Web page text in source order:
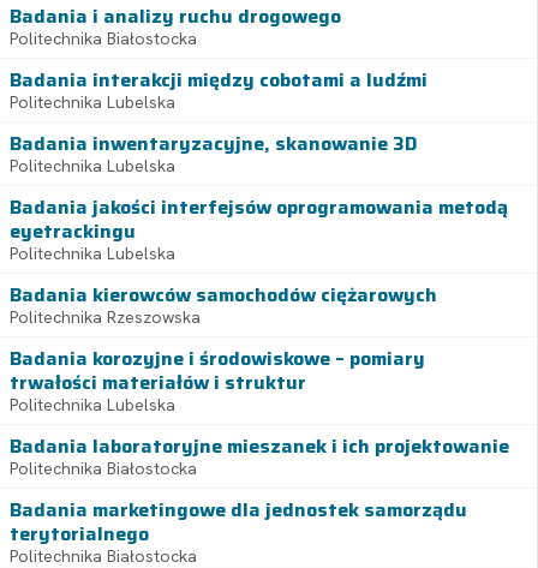
Badania i analizy ruchu drogowego
Politechnika Białostocka
Badania interakcji między cobotami a ludźmi
Politechnika Lubelska
Badania inwentaryzacyjne, skanowanie 3D
Politechnika Lubelska
Badania jakości interfejsów oprogramowania metodą
eyetrackingu
Politechnika Lubelska
Badania kierowców samochodów ciężarowych
Politechnika Rzeszowska
Badania korozyjne i środowiskowe – pomiary
trwałości materiałów i struktur
Politechnika Lubelska
Badania laboratoryjne mieszanek i ich projektowanie
Politechnika Białostocka
Badania marketingowe dla jednostek samorządu
terytorialnego
Politechnika Białostocka